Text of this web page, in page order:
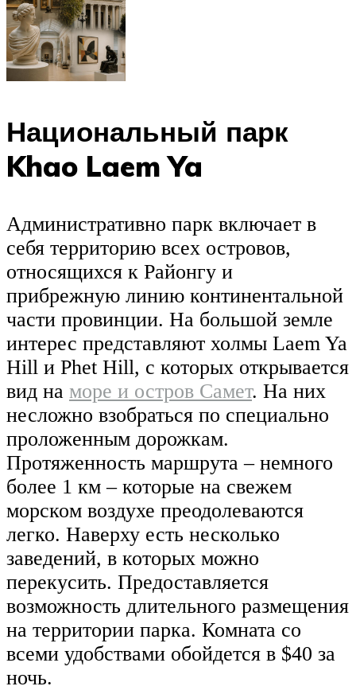
Национальный парк
Khao Laem Ya
Административно парк включает в
себя территорию всех островов,
относящихся к Районгу и
прибрежную линию континентальной
части провинции. На большой земле
интерес представляют холмы Laem Ya
Hill и Phet Hill, с которых открывается
вид на море и остров Самет. На них
несложно взобраться по специально
проложенным дорожкам.
Протяженность маршрута – немного
более 1 км – которые на свежем
морском воздухе преодолеваются
легко. Наверху есть несколько
заведений, в которых можно
перекусить. Предоставляется
возможность длительного размещения
на территории парка. Комната со
всеми удобствами обойдется в $40 за
ночь.